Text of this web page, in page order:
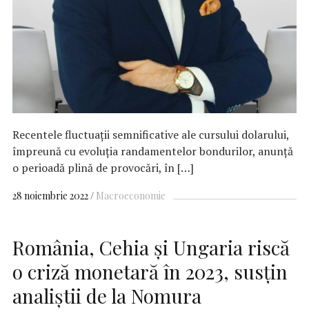
Recentele fluctuaţii semnificative ale cursului dolarului,
împreună cu evoluţia randamentelor bondurilor, anunţă
o perioadă plină de provocări, în […]
28 noiembrie 2022 Macroeconomie
România, Cehia şi Ungaria riscă
o criză monetară în 2023, susţin
analiştii de la Nomura